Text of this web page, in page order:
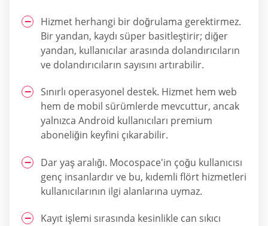
Hizmet herhangi bir doğrulama gerektirmez.
Bir yandan, kaydı süper basitleştirir; diğer
yandan, kullanıcılar arasında dolandırıcıların
ve dolandırıcıların sayısını artırabilir.
Sınırlı operasyonel destek. Hizmet hem web
hem de mobil sürümlerde mevcuttur, ancak
yalnızca Android kullanıcıları premium
aboneliğin keyfini çıkarabilir.
Dar yaş aralığı. Mocospace'in çoğu kullanıcısı
genç insanlardır ve bu, kıdemli flört hizmetleri
kullanıcılarının ilgi alanlarına uymaz.
Kayıt işlemi sırasında kesinlikle can sıkıcı